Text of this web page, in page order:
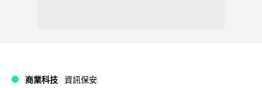
商業科技 資訊保安